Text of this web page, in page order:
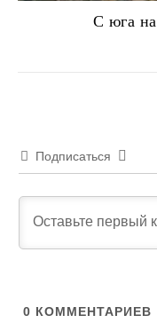
С юга
Подписаться
0 КОММЕНТАРИЕВ